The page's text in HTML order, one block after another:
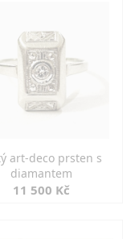
art-deco prsten s
diamantem
11 500 Kč